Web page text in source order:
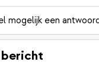
mogelijk een